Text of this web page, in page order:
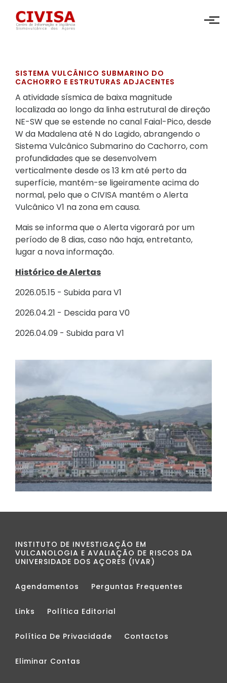
Skip to main content
SISTEMA VULCÂNICO SUBMARINO DO
CACHORRO E ESTRUTURAS ADJACENTES
A atividade sísmica de baixa magnitude
localizada ao longo da linha estrutural de direção
NE-SW que se estende no canal Faial-Pico, desde
W da Madalena até N do Lagido, abrangendo o
Sistema Vulcânico Submarino do Cachorro, com
profundidades que se desenvolvem
verticalmente desde os 13 km até perto da
superfície, mantém-se ligeiramente acima do
normal, pelo que o CIVISA mantém o Alerta
Vulcânico V1 na zona em causa.
Mais se informa que o Alerta vigorará por um
período de 8 dias, caso não haja, entretanto,
lugar a nova informação.
Histórico de Alertas
2026.05.15 - Subida para V1
2026.04.21 - Descida para V0
2026.04.09 - Subida para V1
INSTITUTO DE INVESTIGAÇÃO EM
VULCANOLOGIA E AVALIAÇÃO DE RISCOS DA
UNIVERSIDADE DOS AÇORES (IVAR)
Agendamentos Perguntas Frequentes
Links Política Editorial
Política De Privacidade Contactos
Eliminar Contas